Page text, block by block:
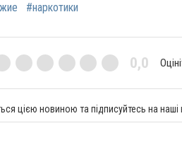
#наркотики
0,0
цією новиною та підписуйтесь на наші